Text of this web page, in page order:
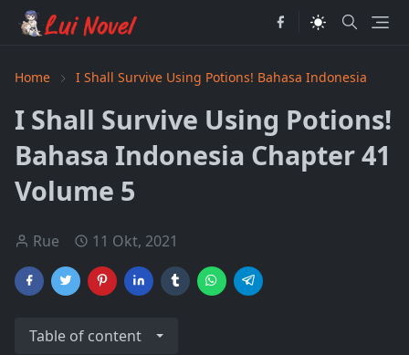
Home I Shall Survive Using Potions! Bahasa Indonesia
I Shall Survive Using Potions!
Bahasa Indonesia Chapter 41
Volume 5
Rue 11 Okt, 2021
Table of content